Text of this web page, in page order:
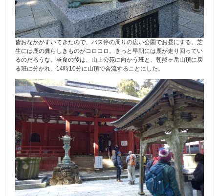
皆おなかがすいてきたので、バス停の周りの広い公園でお昼にする。芝
生には鹿の糞らしきものがコロコロ。きっと早朝には鹿が走り回ってい
るのだろうな。昼食の後は、山上公苑に向かう班と、朝熊ヶ岳山頂に戻
る班に分かれ、14時10分に山頂で合流することにした。